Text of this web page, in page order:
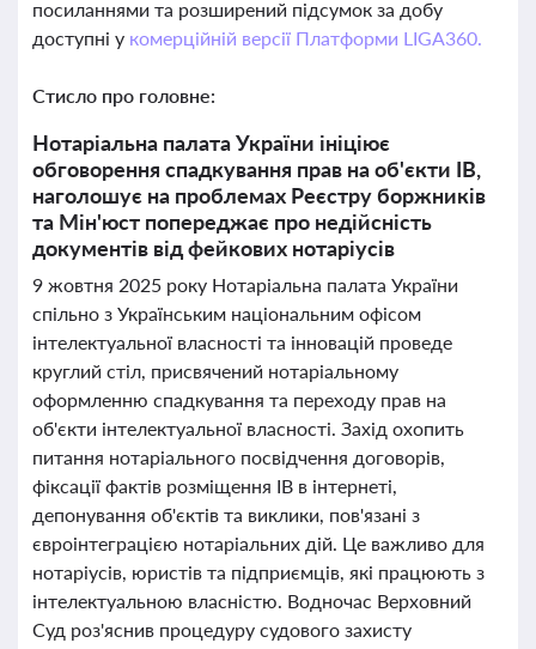
посиланнями та розширений підсумок за добу
доступні у комерційній версії Платформи LIGA360.
Стисло про головне:
Нотаріальна палата України ініціює
обговорення спадкування прав на об'єкти ІВ,
наголошує на проблемах Реєстру боржників
та Мін'юст попереджає про недійсність
документів від фейкових нотаріусів
9 жовтня 2025 року Нотаріальна палата України
спільно з Українським національним офісом
інтелектуальної власності та інновацій проведе
круглий стіл, присвячений нотаріальному
оформленню спадкування та переходу прав на
об'єкти інтелектуальної власності. Захід охопить
питання нотаріального посвідчення договорів,
фіксації фактів розміщення ІВ в інтернеті,
депонування об'єктів та виклики, пов'язані з
євроінтеграцією нотаріальних дій. Це важливо для
нотаріусів, юристів та підприємців, які працюють з
інтелектуальною власністю. Водночас Верховний
Суд роз'яснив процедуру судового захисту